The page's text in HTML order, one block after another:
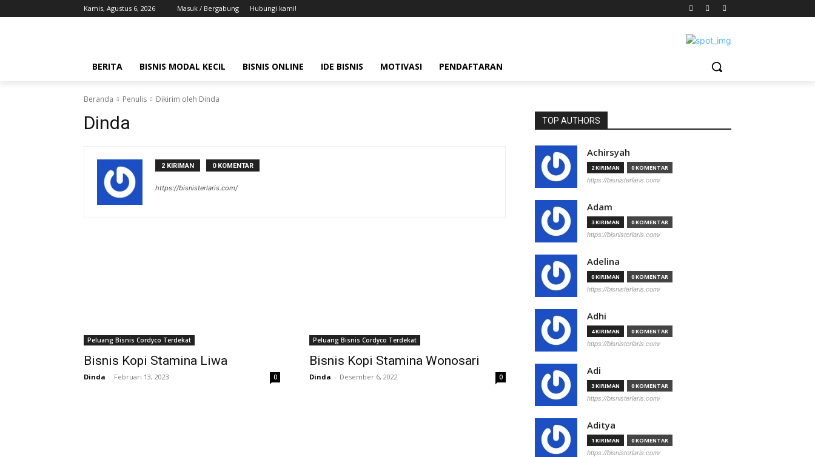
Kamis, Agustus 6, 2026 Masuk / Bergabung Hubungi kami!
BERITA BISNIS MODAL KECIL BISNIS ONLINE IDE BISNIS MOTIVASI PENDAFTARAN
Beranda Penulis Dikirim oleh Dinda
Dinda
2 KIRIMAN 0 KOMENTAR
https://bisnisterlaris.com/
Peluang Bisnis Cordyco Terdekat
Bisnis Kopi Stamina Liwa
Dinda - Februari 13, 2023 0
Peluang Bisnis Cordyco Terdekat
Bisnis Kopi Stamina Wonosari
Dinda - Desember 6, 2022 0
TOP AUTHORS
Achirsyah
2 KIRIMAN 0 KOMENTAR
https://bisnisterlaris.com/
Adam
3 KIRIMAN 0 KOMENTAR
https://bisnisterlaris.com/
Adelina
0 KIRIMAN 0 KOMENTAR
https://bisnisterlaris.com/
Adhi
4 KIRIMAN 0 KOMENTAR
https://bisnisterlaris.com/
Adi
3 KIRIMAN 0 KOMENTAR
https://bisnisterlaris.com/
Aditya
1 KIRIMAN 0 KOMENTAR
https://bisnisterlaris.com/